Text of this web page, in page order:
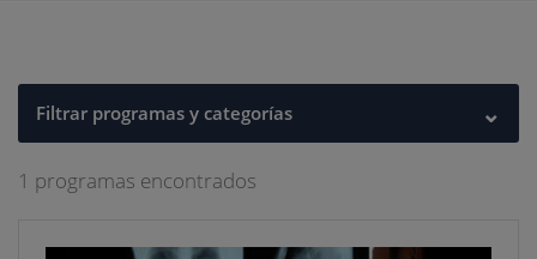
Filtrar programas y categorías ⌄
1 programas encontrados